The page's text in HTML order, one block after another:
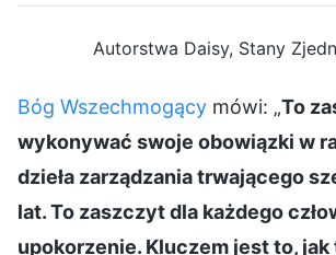
Autorstwa Daisy, Stany
Bóg Wszechmogący mówi: „To
wykonywać swoje obowiązki w
dzieła zarządzania trwającego
lat. To zaszczyt dla każdego
upokorzenie. Kluczem jest to,